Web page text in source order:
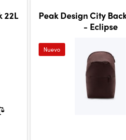
22L
Peak Design City
- Eclipse
Nuevo